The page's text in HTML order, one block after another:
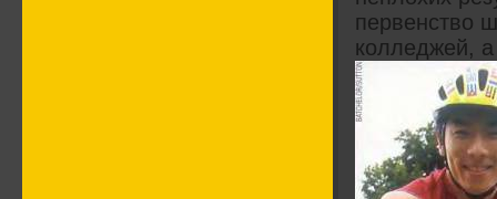
первенство
колледжей,